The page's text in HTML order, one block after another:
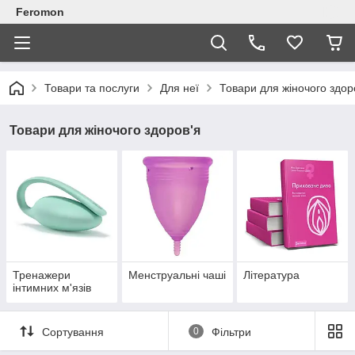
Feromon
Товари та послуги Для неї Товари для жіночого
Товари для жіночого здоров'я
Тренажери
інтимних м'язів
Менструальні чаші Література
Сортування 0 Фільтри